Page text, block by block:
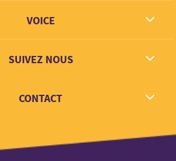
VOICE
SUIVEZ NOUS
Twitter
LinkedIn
CONTACT